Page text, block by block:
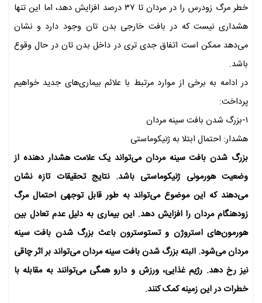
خطر مرگ زودرس را در مردان تا ۳۷ درصد افزایش دهد، اما این تنها
هشداری نیست که در بافت خارجی بدن تان وجود دارد و نشان
می‌دهد ممکن است اتفاق جدی تری در داخل بدن تان در حال وقوع
باشد.
در ادامه به برخی از موارد مرتبط با علائم بیماری‌های جدید خواهیم
پرداخت:
۱-بزرگ شدن بافت سینه مردان
هشدار: احتمال ابتلا به ژنیکوماستی
بزرگ شدن بافت سینه مردان می‌تواند یک علامت هشدار دهنده از
وضعیت هورمونی ژنیکوماستی باشد. نتایج تحقیقات تازه نشان
می‌دهند که این موضوع می‌تواند به طور قابل توجهی احتمال مرگ
زودهنگام مردان را افزایش دهد. این بیماری به دلیل عدم تعادل بین
هورمون‌های استروژن و تستوسترون باعث بزرگ شدن بافت سینه
مردان می‌شود. البته بزرگ شدن بافت سینه مردان می‌تواند بر اثر چاقی
نیز رخ دهد. رژیم غذایی، ورزش و دارو همگی می‌توانند به مقابله با
خطرات در این زمینه کمک کنند.